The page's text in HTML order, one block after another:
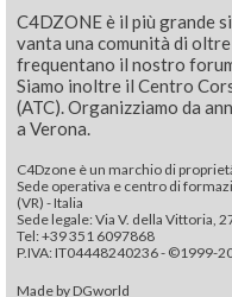
C4DZONE è il più grande
vanta una comunità di
frequentano il nostro
Siamo inoltre il Centro
(ATC). Organizziamo da
a Verona.
C4Dzone è un marchio di
Sede operativa e centro di
(VR) - Italia
Sede legale: Via V. della Vittoria,
Tel: +39 351 6097868‬
P.IVA: IT04448240236 - ©1999-
Made by DGworld